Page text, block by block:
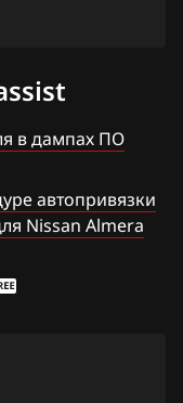
в дампах ПО
автопривязки
Nissan Almera